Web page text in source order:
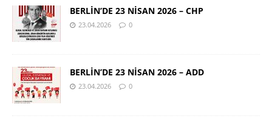
BERLİN’DE 23 NİSAN 2026 – CHP
23.04.2026 0
BERLİN’DE 23 NİSAN 2026 – ADD
23.04.2026 0